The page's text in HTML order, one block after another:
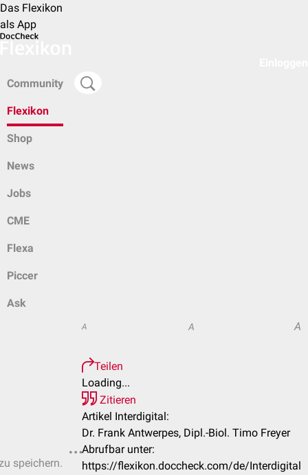
Das Flexikon
als App
Community
Flexikon
Shop
News
Jobs
CME
Flexa
Piccer
Ask
speichern.
A A A
Teilen
Loading...
Zitieren
Artikel Interdigital:
Dr. Frank Antwerpes, Dipl.-Biol. Timo Freyer
Abrufbar unter:
https://flexikon.doccheck.com/de/Interdigital